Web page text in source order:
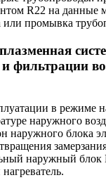
R22 на данные
или промывка
фильтрации
в режиме
наружного
наружного блока
наружный